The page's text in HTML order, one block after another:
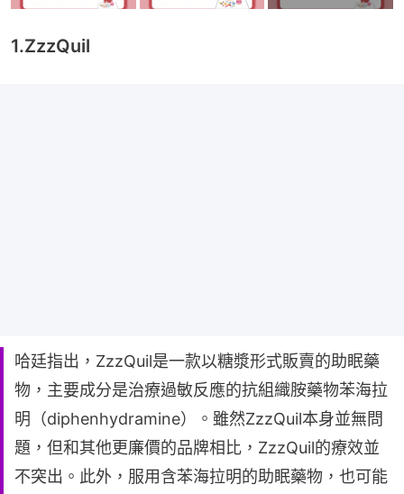
1.ZzzQuil
哈廷指出，ZzzQuil是一款以糖漿形式販賣的助眠藥
物，主要成分是治療過敏反應的抗組織胺藥物苯海拉
明（diphenhydramine）。雖然ZzzQuil本身並無問
題，但和其他更廉價的品牌相比，ZzzQuil的療效並
不突出。此外，服用含苯海拉明的助眠藥物，也可能